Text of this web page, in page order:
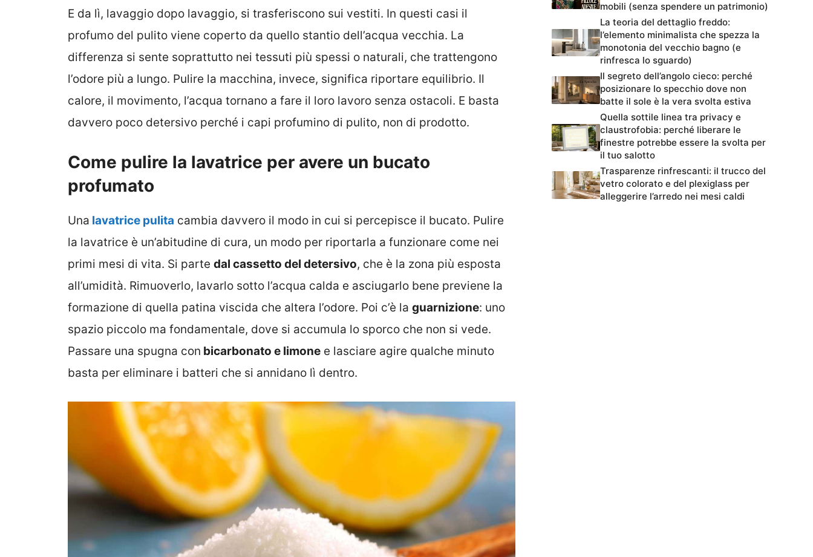
E da lì, lavaggio dopo lavaggio, si trasferiscono sui vestiti. In questi casi il
profumo del pulito viene coperto da quello stantio dell’acqua vecchia. La
differenza si sente soprattutto nei tessuti più spessi o naturali, che trattengono
l’odore più a lungo. Pulire la macchina, invece, significa riportare equilibrio. Il
calore, il movimento, l’acqua tornano a fare il loro lavoro senza ostacoli. E basta
davvero poco detersivo perché i capi profumino di pulito, non di prodotto.
Come pulire la lavatrice per avere un bucato
profumato
Una lavatrice pulita cambia davvero il modo in cui si percepisce il bucato. Pulire
la lavatrice è un’abitudine di cura, un modo per riportarla a funzionare come nei
primi mesi di vita. Si parte dal cassetto del detersivo, che è la zona più esposta
all’umidità. Rimuoverlo, lavarlo sotto l’acqua calda e asciugarlo bene previene la
formazione di quella patina viscida che altera l’odore. Poi c’è la guarnizione: uno
spazio piccolo ma fondamentale, dove si accumula lo sporco che non si vede.
Passare una spugna con bicarbonato e limone e lasciare agire qualche minuto
basta per eliminare i batteri che si annidano lì dentro.
mobili (senza spendere un patrimonio)
La teoria del dettaglio freddo:
l’elemento minimalista che spezza la
monotonia del vecchio bagno (e
rinfresca lo sguardo)
Il segreto dell’angolo cieco: perché
posizionare lo specchio dove non
batte il sole è la vera svolta estiva
Quella sottile linea tra privacy e
claustrofobia: perché liberare le
finestre potrebbe essere la svolta per
il tuo salotto
Trasparenze rinfrescanti: il trucco del
vetro colorato e del plexiglass per
alleggerire l’arredo nei mesi caldi